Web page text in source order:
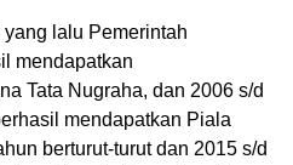
lalu Pemerintah
mendapatkan
Tata Nugraha, dan 2006 s/d
mendapatkan Piala
berturut-turut dan 2015 s/d